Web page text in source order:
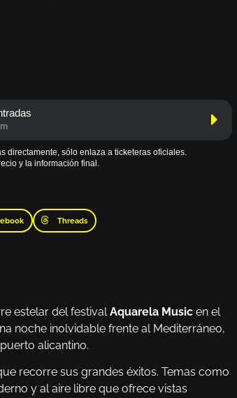
directamente, sólo enlaza a ticketeras oficiales.
y la información final.
Threads
estelar del festivalAquarela Music en el
noche inolvidable frente al Mediterráneo,
alicantino.
recorre sus grandes éxitos. Temas como
y al aire libre que ofrece vistas